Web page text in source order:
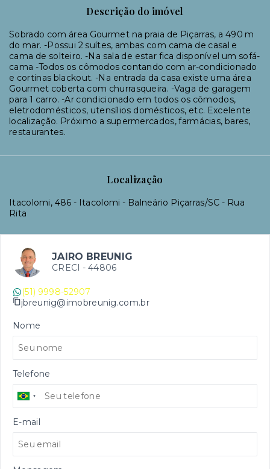
Descrição do imóvel
Sobrado com área Gourmet na praia de Piçarras, a 490 m
do mar. -Possui 2 suítes, ambas com cama de casal e
cama de solteiro. -Na sala de estar fica disponível um sofá-
cama -Todos os cômodos contando com ar-condicionado
e cortinas blackout. -Na entrada da casa existe uma área
Gourmet coberta com churrasqueira. -Vaga de garagem
para 1 carro. -Ar condicionado em todos os cômodos,
eletrodomésticos, utensílios domésticos, etc. Excelente
localização. Próximo a supermercados, farmácias, bares,
restaurantes.
Localização
Itacolomi, 486 - Itacolomi - Balneário Piçarras/SC - Rua
Rita
JAIRO BREUNIG
CRECI - 44806
(51) 9998-52907
jbreunig@imobreunig.com.br
Nome
Telefone
E-mail